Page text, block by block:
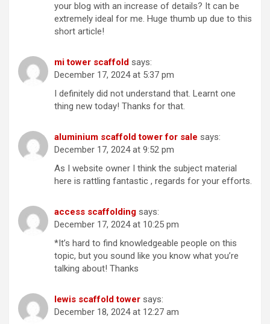
your blog with an increase of details? It can be
extremely ideal for me. Huge thumb up due to this
short article!
mi tower scaffold says:
December 17, 2024 at 5:37 pm
I definitely did not understand that. Learnt one
thing new today! Thanks for that.
aluminium scaffold tower for sale says:
December 17, 2024 at 9:52 pm
As I website owner I think the subject material
here is rattling fantastic , regards for your efforts.
access scaffolding says:
December 17, 2024 at 10:25 pm
*It’s hard to find knowledgeable people on this
topic, but you sound like you know what you’re
talking about! Thanks
lewis scaffold tower says:
December 18, 2024 at 12:27 am